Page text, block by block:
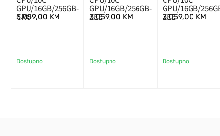
GPU/16GB/256GB-
CRO
3.059,00 KM
Dostupno
GPU/16GB/256GB-
ZEE
3.059,00 KM
Dostupno
GPU/16GB/
ZEE
3.059,00 KM
Dostupno